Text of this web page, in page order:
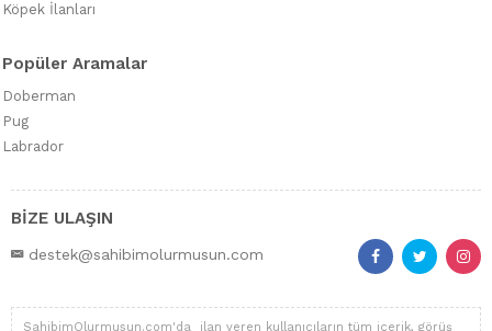
Köpek İlanları
Popüler Aramalar
Doberman
Pug
Labrador
BİZE ULAŞIN
destek@sahibimolurmusun.com
SahibimOlurmusun.com'da ilan veren kullanıcıların tüm içerik, görüş